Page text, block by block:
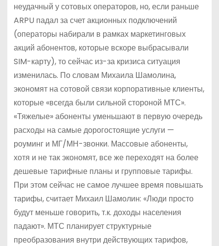
неудачный у сотовых операторов, но, если раньше
ARPU падал за счет акционных подключений
(операторы набирали в рамках маркетинговых
акций абонентов, которые вскоре выбрасывали
SIM-карту), то сейчас из-за кризиса ситуация
изменилась. По словам Михаила Шамолина,
экономят на сотовой связи корпоративные клиенты,
которые «всегда были сильной стороной МТС».
«Тяжелые» абоненты уменьшают в первую очередь
расходы на самые дорогостоящие услуги —
роуминг и МГ/МН-звонки. Массовые абоненты,
хотя и не так экономят, все же переходят на более
дешевые тарифные планы и групповые тарифы.
При этом сейчас не самое лучшее время повышать
тарифы, считает Михаил Шамолин: «Люди просто
будут меньше говорить, т.к. доходы населения
падают». МТС планирует структурные
преобразования внутри действующих тарифов,